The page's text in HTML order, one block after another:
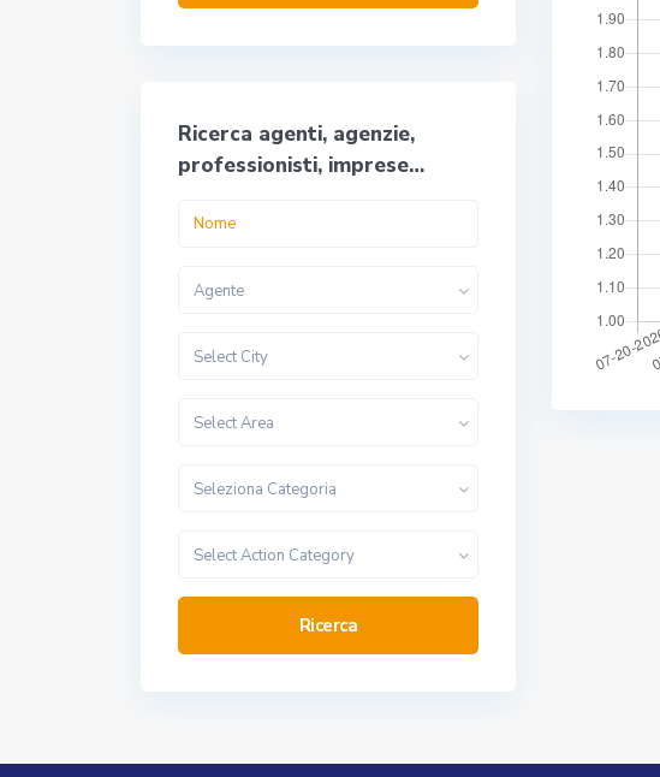
Ricerca agenti, agenzie,
professionisti, imprese…
Agente
Select City
Select Area
Seleziona Categoria
Select Action Category
Ricerca